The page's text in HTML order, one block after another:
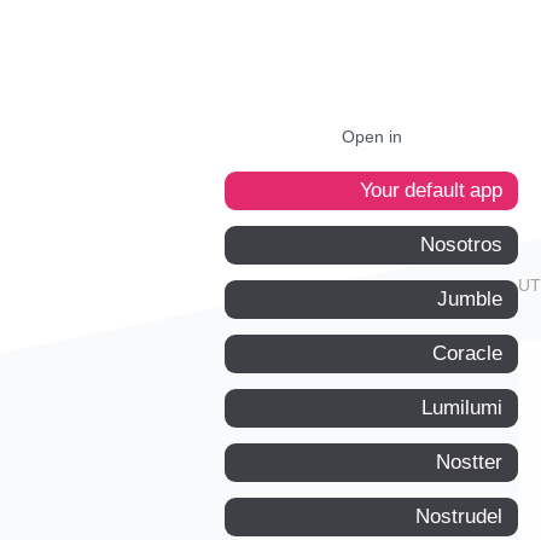
Open in
Your default app
Nosotros
Jumble
Coracle
Lumilumi
Nostter
Nostrudel